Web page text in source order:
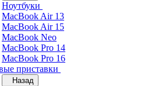
Ноутбуки
MacBook Air 13
MacBook Air 15
MacBook Neo
MacBook Pro 14
MacBook Pro 16
приставки
Назад